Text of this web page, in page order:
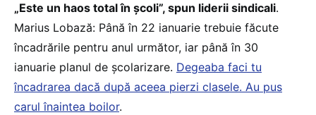
„Este un haos total în școli”, spun liderii sindicali.
Marius Lobază: Până în 22 ianuarie trebuie făcute
încadrările pentru anul următor, iar până în 30
ianuarie planul de școlarizare. Degeaba faci tu
încadrarea dacă după aceea pierzi clasele. Au pus
carul înaintea boilor.